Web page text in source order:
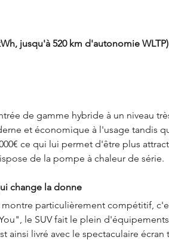
jusqu'à 520 km d'autonomie WLTP)
de gamme hybride à un niveau
et économique à l'usage tandis
ce qui lui permet d'être plus
de la pompe à chaleur de série.
change la donne
montre particulièrement compétitif,
le SUV fait le plein
ainsi livré avec le spectaculaire